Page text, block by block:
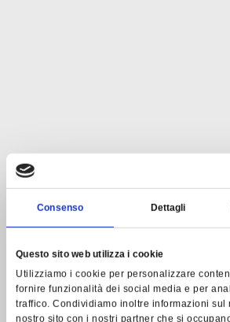
Consenso Dettagli
Questo sito web utilizza i cookie
Utilizziamo i cookie per personalizzare
fornire funzionalità dei social media e per
traffico. Condividiamo inoltre informazioni sul
nostro sito con i nostri partner che si
Dove